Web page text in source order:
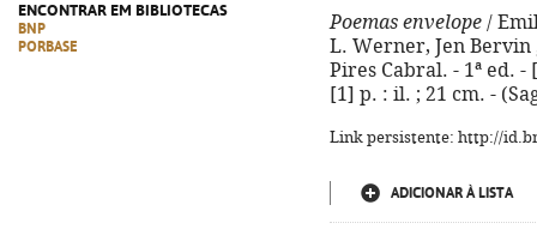
ENCONTRAR EM BIBLIOTECAS
BNP
PORBASE
Poemas envelope /
L. Werner, Jen Bervin
Pires Cabral. - 1ª ed. -
[1] p. : il. ; 21 cm. -
Link persistente: http://
ADICIONAR À LISTA